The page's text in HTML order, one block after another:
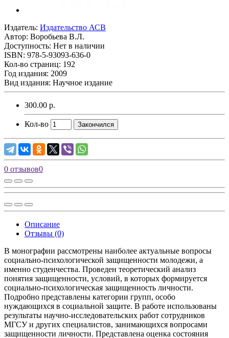
Издатель: Издательство АСВ
Автор: Воробьева В.Л.
Доступность: Нет в наличии
ISBN: 978-5-93093-636-0
Кол-во страниц: 192
Год издания: 2009
Вид издания: Научное издание
300.00 р.
Кол-во Закончился
0 отзывов0
Описание
Отзывы (0)
В монографии рассмотрены наиболее актуальные вопросы
социально-психологической защищенности молодежи, а
именно студенчества. Проведен теоретический анализ
понятия защищенности, условий, в которых формируется
социально-психологическая защищенность личности.
Подробно представлены категории групп, особо
нуждающихся в социальной защите. В работе использованы
результаты научно-исследовательских работ сотрудников
МГСУ и других специалистов, занимающихся вопросами
защищенности личности. Представлена оценка состояния